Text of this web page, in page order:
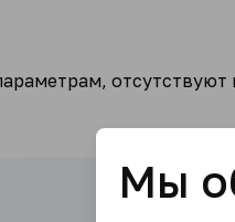
отсутствуют
Мы